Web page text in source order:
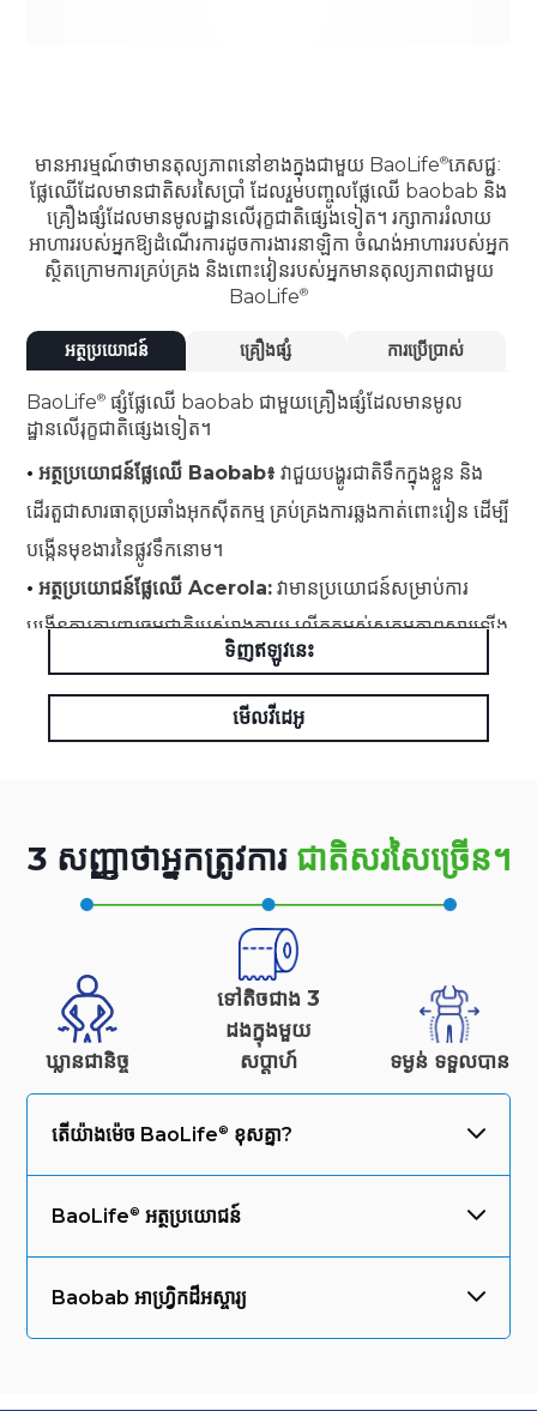
មានអារម្មណ៍ថាមានតុល្យភាពនៅខាងក្នុងជាមួយ BaoLife ភេសជ្ជៈ
ផ្លែឈើដែលមានជាតិសរសៃប្រាំ ដែលរួមបញ្ចូលផ្លែឈើ baobab និង
គ្រឿងផ្សំដែលមានមូលដ្ឋានលើរុក្ខជាតិផ្សេងទៀត។ រក្សាការរំលាយ
អាហាររបស់អ្នកឱ្យដំណើរការដូចការងារនាឡិកា ចំណង់អាហាររបស់អ្នក
ស្ថិតក្រោមការគ្រប់គ្រង និងពោះវៀនរបស់អ្នកមានតុល្យភាពជាមួយ
BaoLife
អត្ថប្រយោជន៍ គ្រឿងផ្សំ ការប្រើប្រាស់
BaoLife
ផ្សំផ្លែឈើ baobab ជាមួយគ្រឿងផ្សំដែលមានមូល
ដ្ឋានលើរុក្ខជាតិផ្សេងទៀត។
• អត្ថប្រយោជន៍ផ្លែឈើ Baobab៖ វាជួយបង្ហូរជាតិទឹកក្នុងខ្លួន និង
ដើរតួជាសារធាតុប្រឆាំងអុកស៊ីតកម្ម គ្រប់គ្រងការឆ្លងកាត់ពោះវៀន ដើម្បី
បង្កើនមុខងារនៃផ្លូវទឹកនោម។
• អត្ថប្រយោជន៍ផ្លែឈើ Acerola: វាមានប្រយោជន៍សម្រាប់ការ
បង្កើនការការពារធម្មជាតិរបស់រាងកាយ លើកកម្ពស់សកម្មភាពស្តារឡើង
វិញ និងផ្តល់នូវលក្ខណៈសម្បត្តិប្រឆាំងអុកស៊ីតកម្ម។
ទិញឥឡូវនេះ
មើលវីដេអូ
3 សញ្ញាថាអ្នកត្រូវការ ជាតិសរសៃច្រើន។
ឃ្លានជានិច្ច
ទៅតិចជាង 3
ដងក្នុងមួយ
សប្តាហ៍
ទម្ងន់ ទទួលបាន
តើយ៉ាងម៉េច BaoLife ខុសគ្នា?
BaoLife អត្ថប្រយោជន៍
Baobab អាហ្វ្រិកដ៏អស្ចារ្យ